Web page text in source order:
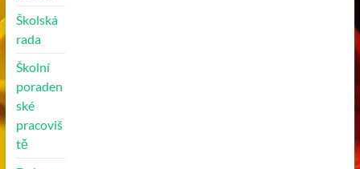
Školská
rada
Školní
poraden
ské
pracoviš
tě